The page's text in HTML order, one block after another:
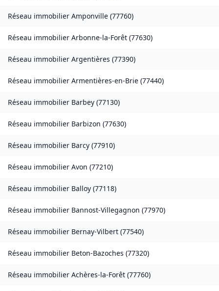
Réseau immobilier Amponville (77760)
Réseau immobilier Arbonne-la-Forêt (77630)
Réseau immobilier Argentières (77390)
Réseau immobilier Armentières-en-Brie (77440)
Réseau immobilier Barbey (77130)
Réseau immobilier Barbizon (77630)
Réseau immobilier Barcy (77910)
Réseau immobilier Avon (77210)
Réseau immobilier Balloy (77118)
Réseau immobilier Bannost-Villegagnon (77970)
Réseau immobilier Bernay-Vilbert (77540)
Réseau immobilier Beton-Bazoches (77320)
Réseau immobilier Achères-la-Forêt (77760)